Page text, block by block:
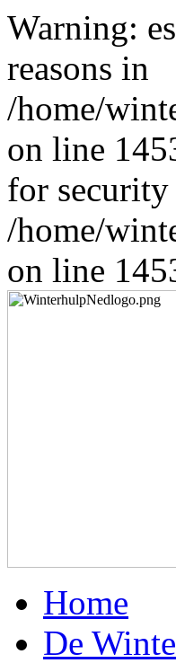
Warning:
reasons in
/home/
on line
for security
/home/
on line
Home
De